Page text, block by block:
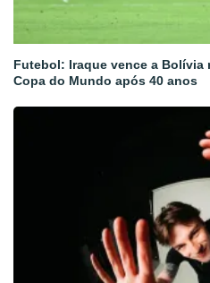
Futebol: Iraque vence a Bolívia
Copa do Mundo após 40 anos